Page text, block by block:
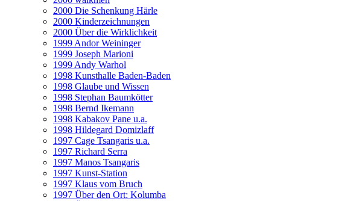
2000 Die Schenkung Härle
2000 Kinderzeichnungen
2000 Über die Wirklichkeit
1999 Andor Weininger
1999 Joseph Marioni
1999 Andy Warhol
1998 Kunsthalle Baden-Baden
1998 Glaube und Wissen
1998 Stephan Baumkötter
1998 Bernd Ikemann
1998 Kabakov Pane u.a.
1998 Hildegard Domizlaff
1997 Cage Tsangaris u.a.
1997 Richard Serra
1997 Manos Tsangaris
1997 Kunst-Station
1997 Klaus vom Bruch
1997 Über den Ort: Kolumba